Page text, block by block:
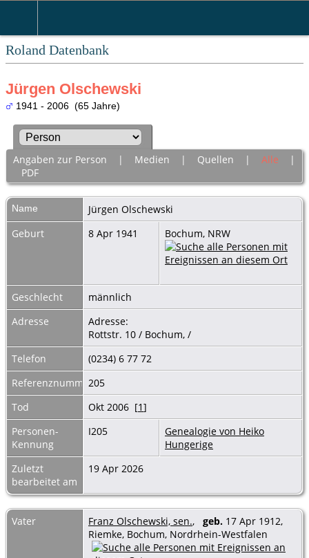
Roland Datenbank
Jürgen Olschewski
1941 - 2006 (65 Jahre)
Angaben zur Person | Medien | Quellen | Alle |
PDF
Name Jürgen Olschewski
Geburt
8 Apr 1941 Bochum, NRW
Geschlecht
männlich
Adresse
Adresse:
Rottstr. 10 / Bochum, /
Telefon
(0234) 6 77 72
Referenznummer205
Tod
Okt 2006 [1]
Personen-
Kennung
I205
Genealogie von Heiko
Hungerige
Zuletzt
bearbeitet am
19 Apr 2026
Vater Franz Olschewski, sen., geb. 17 Apr 1912,
Riemke, Bochum, Nordrhein-Westfalen